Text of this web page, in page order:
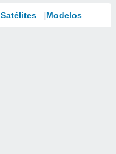
Satélites Modelos